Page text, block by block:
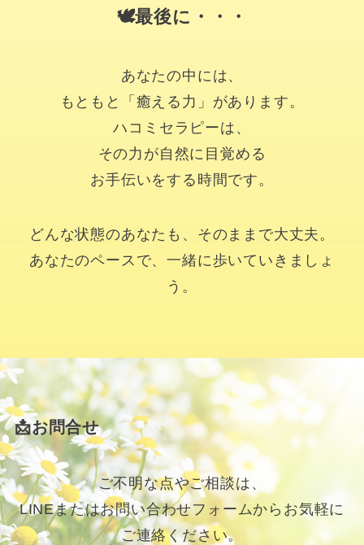
🕊最後に・・・
あなたの中には、
もともと「癒える力」があります。
ハコミセラピーは、
その力が自然に目覚める
お手伝いをする時間です。
どんな状態のあなたも、そのままで大丈夫。
あなたのペースで、一緒に歩いていきましょ
う。
📩お問合せ
ご不明な点やご相談は、
LINEまたはお問い合わせフォームからお気軽に
ご連絡ください。